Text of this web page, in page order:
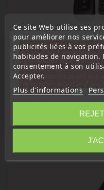
Boîtier De Télécommande
Ce site Web utilise ses
pour améliorer nos
publicités liées à vos
habitudes de navigation.
consentement à son
Accepter.
Plus d'informations
« Attention, notre société
10 aout au 1 septembre
commandes sont traitées
le service réparation
télécommande avant le 6
compréhension»